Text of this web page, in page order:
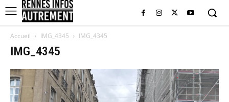
Accueil IMG_4345 IMG_4345
IMG_4345